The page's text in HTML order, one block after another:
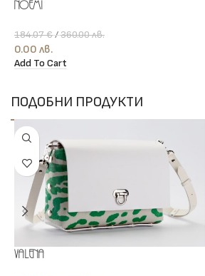
Noemi
184.07€/360.00лв.
0.00лв.
Add To Cart
ПОДОБНИ ПРОДУКТИ
Valena